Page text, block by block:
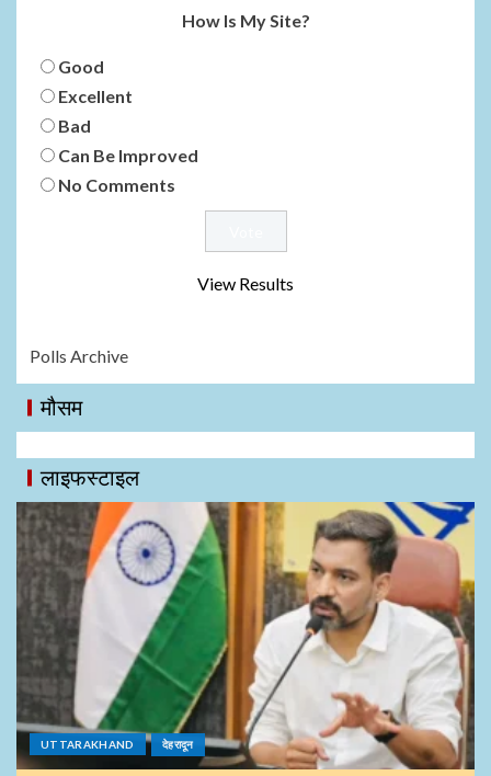
How Is My Site?
Good
Excellent
Bad
Can Be Improved
No Comments
View Results
Polls Archive
मौसम
लाइफस्टाइल
UTTARAKHAND देहरादून